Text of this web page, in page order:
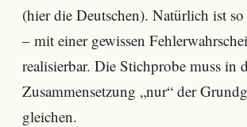
(hier die Deutschen). Natürlich ist
– mit einer gewissen
realisierbar. Die Stichprobe muss in
Zusammensetzung „nur“ der
gleichen.